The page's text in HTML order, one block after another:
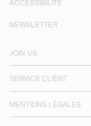
ACCESSIBILITÉ
JOIN US
SERVICE CLIENT
MENTIONS LÉGALES
NEWSLETTER